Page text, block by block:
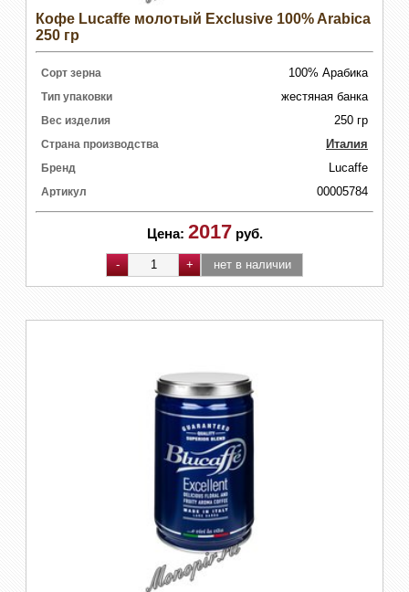
Кофе Lucaffe молотый Exclusive 100% Arabica
250 гр
Сорт зерна 100% Арабика
Тип упаковки жестяная банка
Вес изделия 250 гр
Страна производства Италия
Бренд Lucaffe
Артикул 00005784
Цена: 2017 руб.